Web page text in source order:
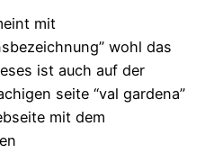
mit
wohl das
ist auch auf der
seite “val gardena”
mit dem